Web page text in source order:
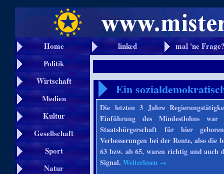
Home linked
mal 'ne
Politik
Wirtschaft
Medien
Kultur
Gesellschaft
Sport
Natur
Ein
Die letzten 3 Jahre
Einführung des Mindestlohns
Staatsbürgerschaft für hier
Verbesserungen bei der Rente, also die
63 bzw. ab 65, waren richtig und auch
Signal.Weiterlesen →